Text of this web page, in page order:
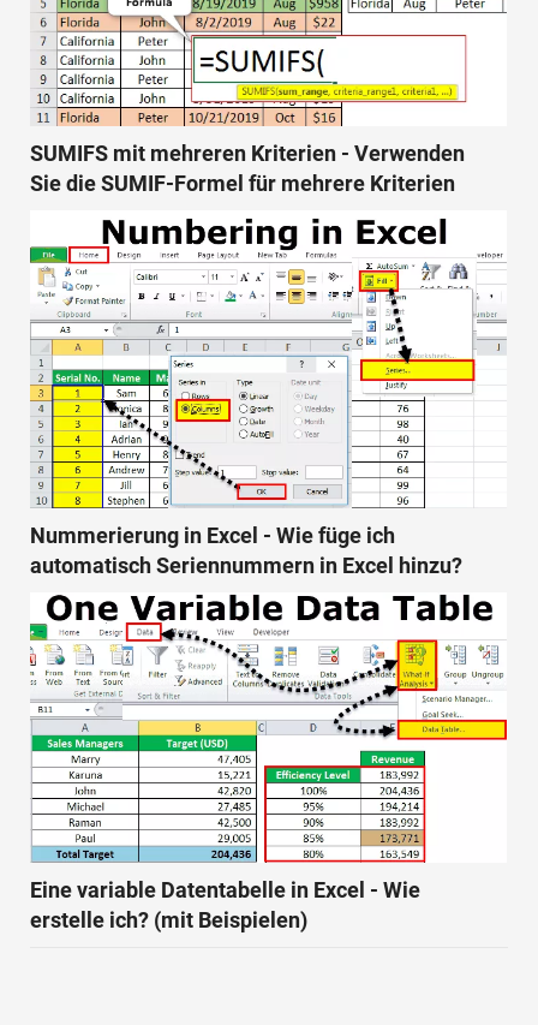
SUMIFS mit mehreren Kriterien - Verwenden
Sie die SUMIF-Formel für mehrere Kriterien
Nummerierung in Excel - Wie füge ich
automatisch Seriennummern in Excel hinzu?
Eine variable Datentabelle in Excel - Wie
erstelle ich? (mit Beispielen)